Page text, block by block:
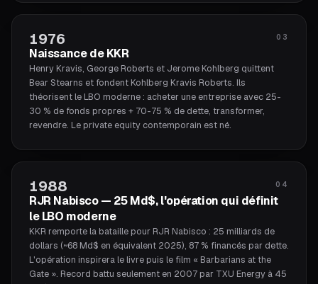
1976 03
Naissance de KKR
Henry Kravis, George Roberts et Jerome Kohlberg quittent
Bear Stearns et fondent Kohlberg Kravis Roberts. Ils
théorisent le LBO moderne : acheter une entreprise avec 25-
30 % de fonds propres + 70-75 % de dette, transformer,
revendre. Le private equity contemporain est né.
1988 04
RJR Nabisco — 25 Md$, l'opération qui définit
le LBO moderne
KKR remporte la bataille pour RJR Nabisco : 25 milliards de
dollars (~68 Md$ en équivalent 2025), 87 % financés par dette.
L'opération inspirera le livre puis le film « Barbarians at the
Gate ». Record battu seulement en 2007 par TXU Energy à 45